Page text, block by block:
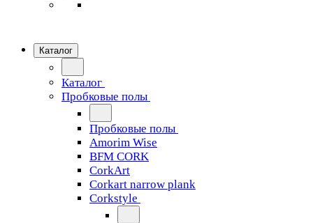
Каталог
Каталог
Пробковые полы
Пробковые полы
Amorim Wise
BFM CORK
CorkArt
Corkart narrow plank
Corkstyle